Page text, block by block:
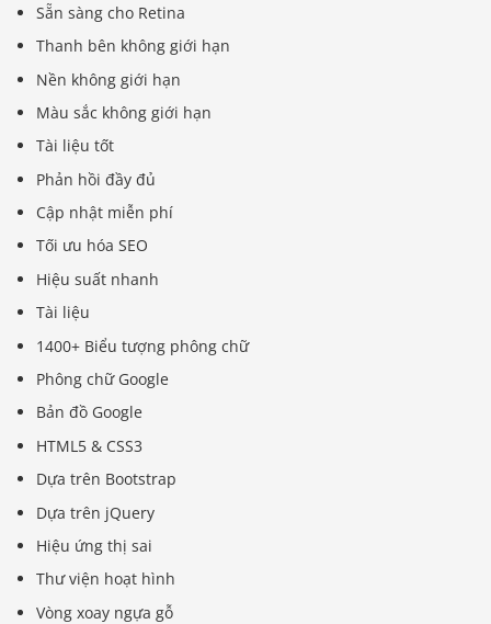
Sẵn sàng cho Retina
Thanh bên không giới hạn
Nền không giới hạn
Màu sắc không giới hạn
Tài liệu tốt
Phản hồi đầy đủ
Cập nhật miễn phí
Tối ưu hóa SEO
Hiệu suất nhanh
Tài liệu
1400+ Biểu tượng phông chữ
Phông chữ Google
Bản đồ Google
HTML5 & CSS3
Dựa trên Bootstrap
Dựa trên jQuery
Hiệu ứng thị sai
Thư viện hoạt hình
Vòng xoay ngựa gỗ